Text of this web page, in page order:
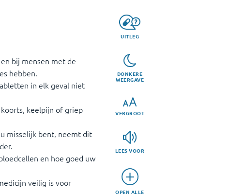
UITLEG
DONKERE
WEERGAVE
VERGROOT
LEES VOOR
OPEN ALLE
bij mensen met de
hebben.
in elk geval niet
keelpijn of griep
misselijk bent, neemt dit
en hoe goed uw
veilig is voor